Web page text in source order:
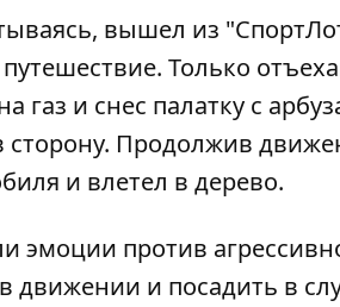
вышел из
Только
газ и снес палатку с
сторону. Продолжив
и влетел в дерево.
эмоции против
и посадить в